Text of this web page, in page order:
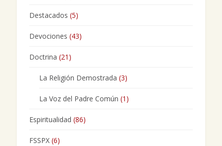
Destacados (5)
Devociones (43)
Doctrina (21)
La Religión Demostrada (3)
La Voz del Padre Común (1)
Espiritualidad (86)
FSSPX(6)